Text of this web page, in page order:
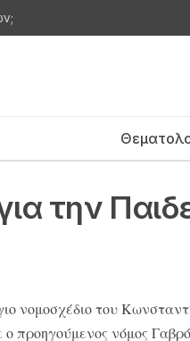
την
νομοσχέδιο του
ο προηγούμενος νόμος